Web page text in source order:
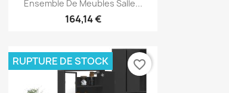
Ensemble De Meubles Salle...
164,14 €
RUPTURE DE STOCK favorite_border